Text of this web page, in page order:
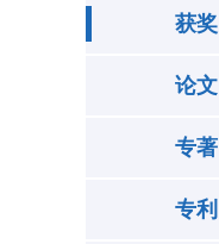
获奖
论文
专著
专利